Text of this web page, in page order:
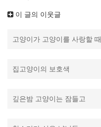
이 글의 이웃글
고양이가 고양이를 사랑할 때
집고양이의 보호색
깊은밤 고양이는 잠들고